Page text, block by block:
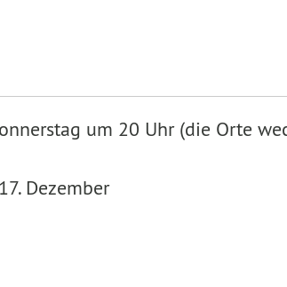
um 20 Uhr (die Orte
Dezember